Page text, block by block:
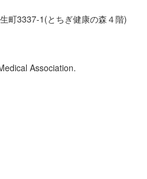
町3337-1(とちぎ健康の森４階)
Association.